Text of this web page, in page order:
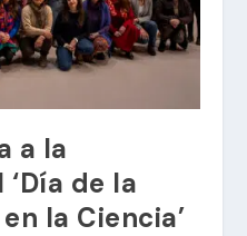
a la
de la
la Ciencia’